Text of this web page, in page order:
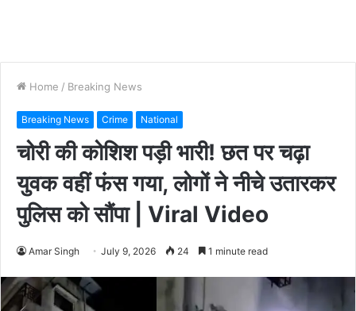
Home / Breaking News
Breaking News Crime National
चोरी की कोशिश पड़ी भारी! छत पर चढ़ा
युवक वहीं फंस गया, लोगों ने नीचे उतारकर
पुलिस को सौंपा | Viral Video
Amar Singh July 9, 2026 24 1 minute read